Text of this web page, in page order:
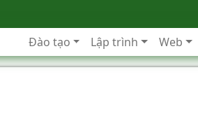
Đào tạo Lập trình Web